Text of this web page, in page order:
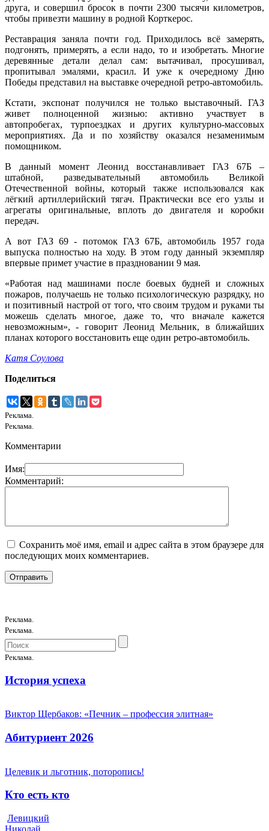
друга, и совершил бросок в почти 2300 тысячи километров,
чтобы привезти машину в родной Корткерос.
Реставрация заняла почти год. Приходилось всё замерять,
подгонять, примерять, а если надо, то и изобретать. Многие
деревянные детали делал сам: вытачивал, просушивал,
пропитывал эмалями, красил. И уже к очередному Дню
Победы представил на выставке очередной ретро-автомобиль.
Кстати, экспонат получился не только выставочный. ГАЗ
живет полноценной жизнью: активно участвует в
автопробегах, турпоездках и других культурно-массовых
мероприятиях. Да и по хозяйству оказался незаменимым
помощником.
В данный момент Леонид восстанавливает ГАЗ 67Б –
штабной, разведывательный автомобиль Великой
Отечественной войны, который также использовался как
лёгкий артиллерийский тягач. Практически все его узлы и
агрегаты оригинальные, вплоть до двигателя и коробки
передач.
А вот ГАЗ 69 - потомок ГАЗ 67Б, автомобиль 1957 года
выпуска полностью на ходу. В этом году данный экземпляр
впервые примет участие в праздновании 9 мая.
«Работая над машинами после боевых будней и сложных
пожаров, получаешь не только психологическую разрядку, но
и позитивный настрой от того, что своим трудом и руками ты
можешь сделать многое, даже то, что вначале кажется
невозможным», - говорит Леонид Мельник, в ближайших
планах которого восстановить еще один ретро-автомобиль.
Катя Соулова
Поделиться
Реклама.
Реклама.
Комментарии
Имя:
Комментарий:
Сохранить моё имя, email и адрес сайта в этом браузере для
последующих моих комментариев.
Реклама.
Реклама.
Реклама.
История успеха
Виктор Щербаков: «Печник – профессия элитная»
Абитуриент 2026
Целевик и льготник, поторопись!
Кто есть кто
Левицкий